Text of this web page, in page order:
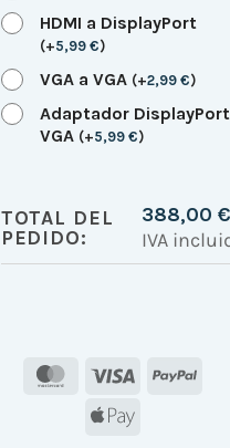
HDMI a DisplayPort
(+5,99 €)
VGA a VGA (+2,99 €)
Adaptador
VGA (+5,99 €)
TOTAL DEL
PEDIDO:
388,00 €
IVA
MasterCard
Visa
Apple